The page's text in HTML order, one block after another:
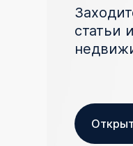
статьи